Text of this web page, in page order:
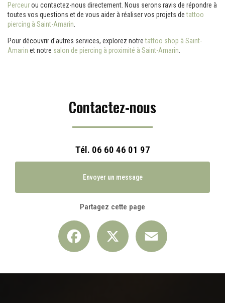
Perceurou contactez-nous directement. Nous serons ravis de répondre à
toutes vos questions et de vous aider à réaliser vos projets detattoo
piercing à Saint-Amarin
Pour découvrir d'autres services, explorez notretattoo shop à Saint-
Amarin et notre salon de piercing à proximité à Saint-Amarin
Contactez-nous
Tél. 06 60 46 01 97
Envoyer un message
Partagez cette page
Facebook